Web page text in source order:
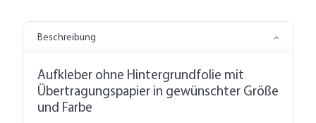
Beschreibung
Aufkleber ohne Hintergrundfolie mit
Übertragungspapier in gewünschter Größe
und Farbe